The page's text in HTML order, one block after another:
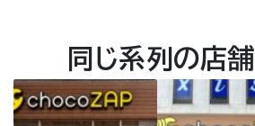
同じ系列の店